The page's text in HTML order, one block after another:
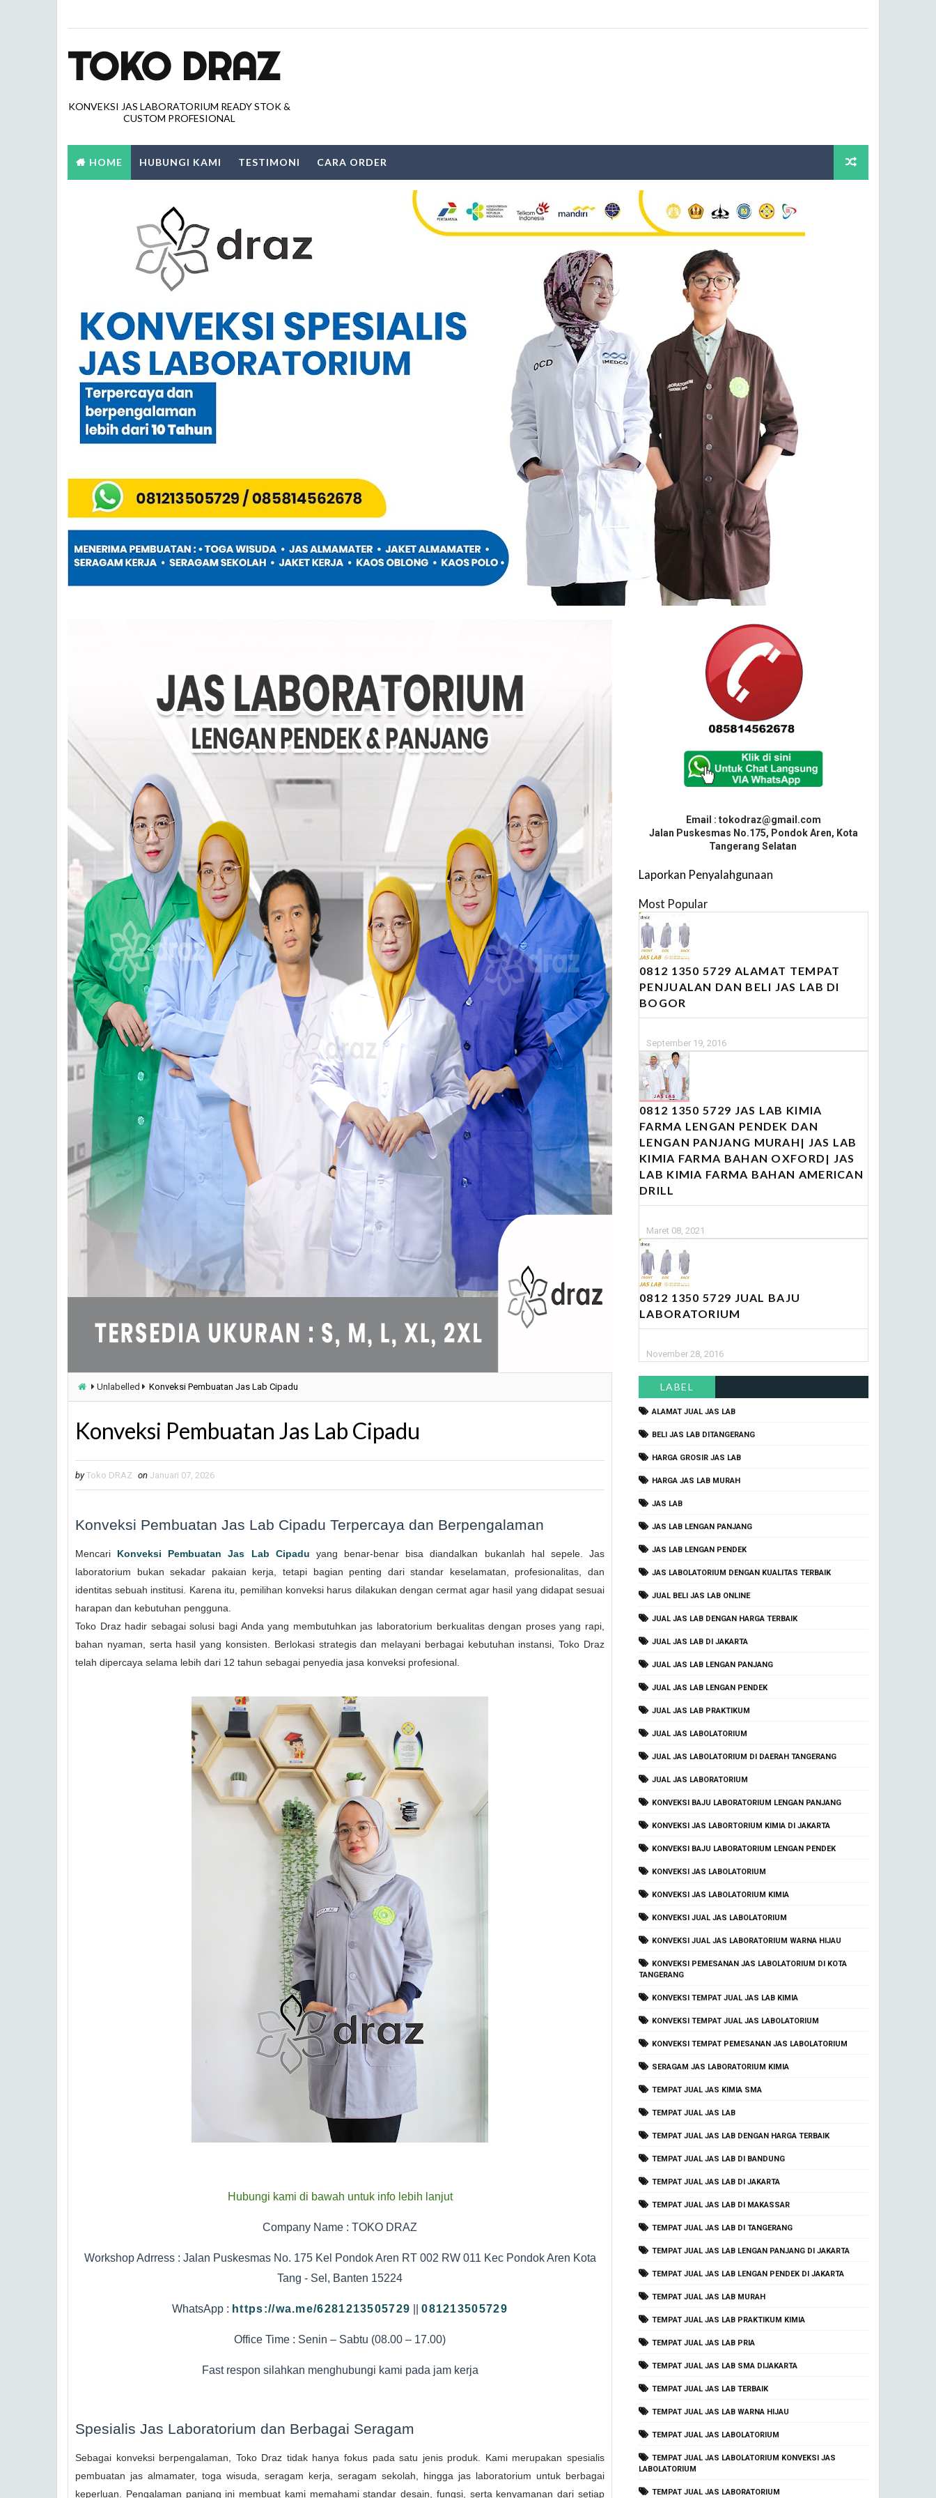
TOKO DRAZ
KONVEKSI JAS LABORATORIUM READY STOK &
CUSTOM PROFESIONAL
HOME HUBUNGI KAMI TESTIMONI CARA ORDER
Unlabelled Konveksi Pembuatan Jas Lab Cipadu
Konveksi Pembuatan Jas Lab Cipadu
by Toko DRAZ on Januari 07, 2026
Konveksi Pembuatan Jas Lab Cipadu Terpercaya dan Berpengalaman
Mencari Konveksi Pembuatan Jas Lab Cipadu yang benar-benar bisa diandalkan bukanlah hal sepele. Jas
laboratorium bukan sekadar pakaian kerja, tetapi bagian penting dari standar keselamatan, profesionalitas, dan
identitas sebuah institusi. Karena itu, pemilihan konveksi harus dilakukan dengan cermat agar hasil yang didapat sesuai
harapan dan kebutuhan pengguna.
Toko Draz hadir sebagai solusi bagi Anda yang membutuhkan jas laboratorium berkualitas dengan proses yang rapi,
bahan nyaman, serta hasil yang konsisten. Berlokasi strategis dan melayani berbagai kebutuhan instansi, Toko Draz
telah dipercaya selama lebih dari 12 tahun sebagai penyedia jasa konveksi profesional.
Hubungi kami di bawah untuk info lebih lanjut
Company Name : TOKO DRAZ
Workshop Adrress : Jalan Puskesmas No. 175 Kel Pondok Aren RT 002 RW 011 Kec Pondok Aren Kota
Tang - Sel, Banten 15224
WhatsApp : https://wa.me/6281213505729 ||081213505729
Office Time : Senin – Sabtu (08.00 – 17.00)
Fast respon silahkan menghubungi kami pada jam kerja
Spesialis Jas Laboratorium dan Berbagai Seragam
Sebagai konveksi berpengalaman, Toko Draz tidak hanya fokus pada satu jenis produk. Kami merupakan spesialis
pembuatan jas almamater, toga wisuda, seragam kerja, seragam sekolah, hingga jas laboratorium untuk berbagai
keperluan. Pengalaman panjang ini membuat kami memahami standar desain, fungsi, serta kenyamanan dari setiap
Email : tokodraz@gmail.com
Jalan Puskesmas No.175, Pondok Aren, Kota
Tangerang Selatan
Laporkan Penyalahgunaan
Most Popular
0812 1350 5729 ALAMAT TEMPAT
PENJUALAN DAN BELI JAS LAB DI
BOGOR
September 19, 2016
0812 1350 5729 JAS LAB KIMIA
FARMA LENGAN PENDEK DAN
LENGAN PANJANG MURAH| JAS LAB
KIMIA FARMA BAHAN OXFORD| JAS
LAB KIMIA FARMA BAHAN AMERICAN
DRILL
Maret 08, 2021
0812 1350 5729 JUAL BAJU
LABORATORIUM
November 28, 2016
LABEL
ALAMAT JUAL JAS LAB
BELI JAS LAB DITANGERANG
HARGA GROSIR JAS LAB
HARGA JAS LAB MURAH
JAS LAB
JAS LAB LENGAN PANJANG
JAS LAB LENGAN PENDEK
JAS LABOLATORIUM DENGAN KUALITAS TERBAIK
JUAL BELI JAS LAB ONLINE
JUAL JAS LAB DENGAN HARGA TERBAIK
JUAL JAS LAB DI JAKARTA
JUAL JAS LAB LENGAN PANJANG
JUAL JAS LAB LENGAN PENDEK
JUAL JAS LAB PRAKTIKUM
JUAL JAS LABOLATORIUM
JUAL JAS LABOLATORIUM DI DAERAH TANGERANG
JUAL JAS LABORATORIUM
KONVEKSI BAJU LABORATORIUM LENGAN PANJANG
KONVEKSI JAS LABORTORIUM KIMIA DI JAKARTA
KONVEKSI BAJU LABORATORIUM LENGAN PENDEK
KONVEKSI JAS LABOLATORIUM
KONVEKSI JAS LABOLATORIUM KIMIA
KONVEKSI JUAL JAS LABOLATORIUM
KONVEKSI JUAL JAS LABORATORIUM WARNA HIJAU
KONVEKSI PEMESANAN JAS LABOLATORIUM DI KOTA
TANGERANG
KONVEKSI TEMPAT JUAL JAS LAB KIMIA
KONVEKSI TEMPAT JUAL JAS LABOLATORIUM
KONVEKSI TEMPAT PEMESANAN JAS LABOLATORIUM
SERAGAM JAS LABORATORIUM KIMIA
TEMPAT JUAL JAS KIMIA SMA
TEMPAT JUAL JAS LAB
TEMPAT JUAL JAS LAB DENGAN HARGA TERBAIK
TEMPAT JUAL JAS LAB DI BANDUNG
TEMPAT JUAL JAS LAB DI JAKARTA
TEMPAT JUAL JAS LAB DI MAKASSAR
TEMPAT JUAL JAS LAB DI TANGERANG
TEMPAT JUAL JAS LAB LENGAN PANJANG DI JAKARTA
TEMPAT JUAL JAS LAB LENGAN PENDEK DI JAKARTA
TEMPAT JUAL JAS LAB MURAH
TEMPAT JUAL JAS LAB PRAKTIKUM KIMIA
TEMPAT JUAL JAS LAB PRIA
TEMPAT JUAL JAS LAB SMA DIJAKARTA
TEMPAT JUAL JAS LAB TERBAIK
TEMPAT JUAL JAS LAB WARNA HIJAU
TEMPAT JUAL JAS LABOLATORIUM
TEMPAT JUAL JAS LABOLATORIUM KONVEKSI JAS
LABOLATORIUM
TEMPAT JUAL JAS LABORATORIUM